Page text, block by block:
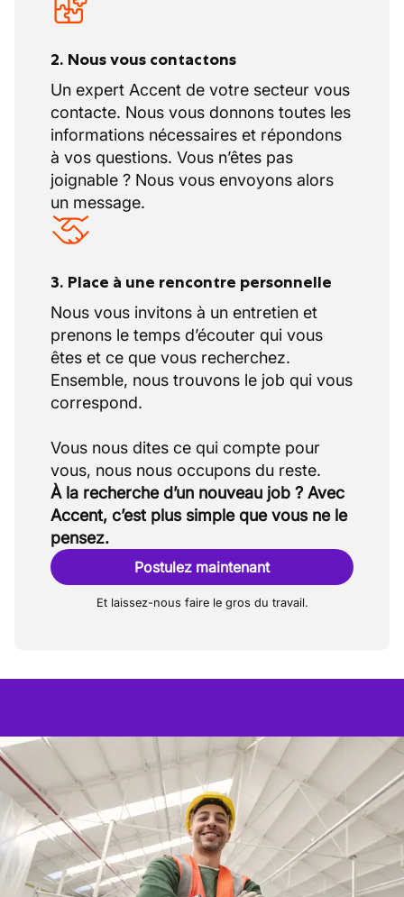
2. Nous vous contactons
Un expert Accent de votre secteur vous
contacte. Nous vous donnons toutes les
informations nécessaires et répondons
à vos questions. Vous n’êtes pas
joignable ? Nous vous envoyons alors
un message.
3. Place à une rencontre personnelle
Nous vous invitons à un entretien et
prenons le temps d’écouter qui vous
êtes et ce que vous recherchez.
Ensemble, nous trouvons le job qui vous
correspond.
Vous nous dites ce qui compte pour
À la recherche d’un nouveau job ? Avec
Accent, c’est plus simple que vous ne le
pensez.
Postulez maintenant
Et laissez-nous faire le gros du travail.